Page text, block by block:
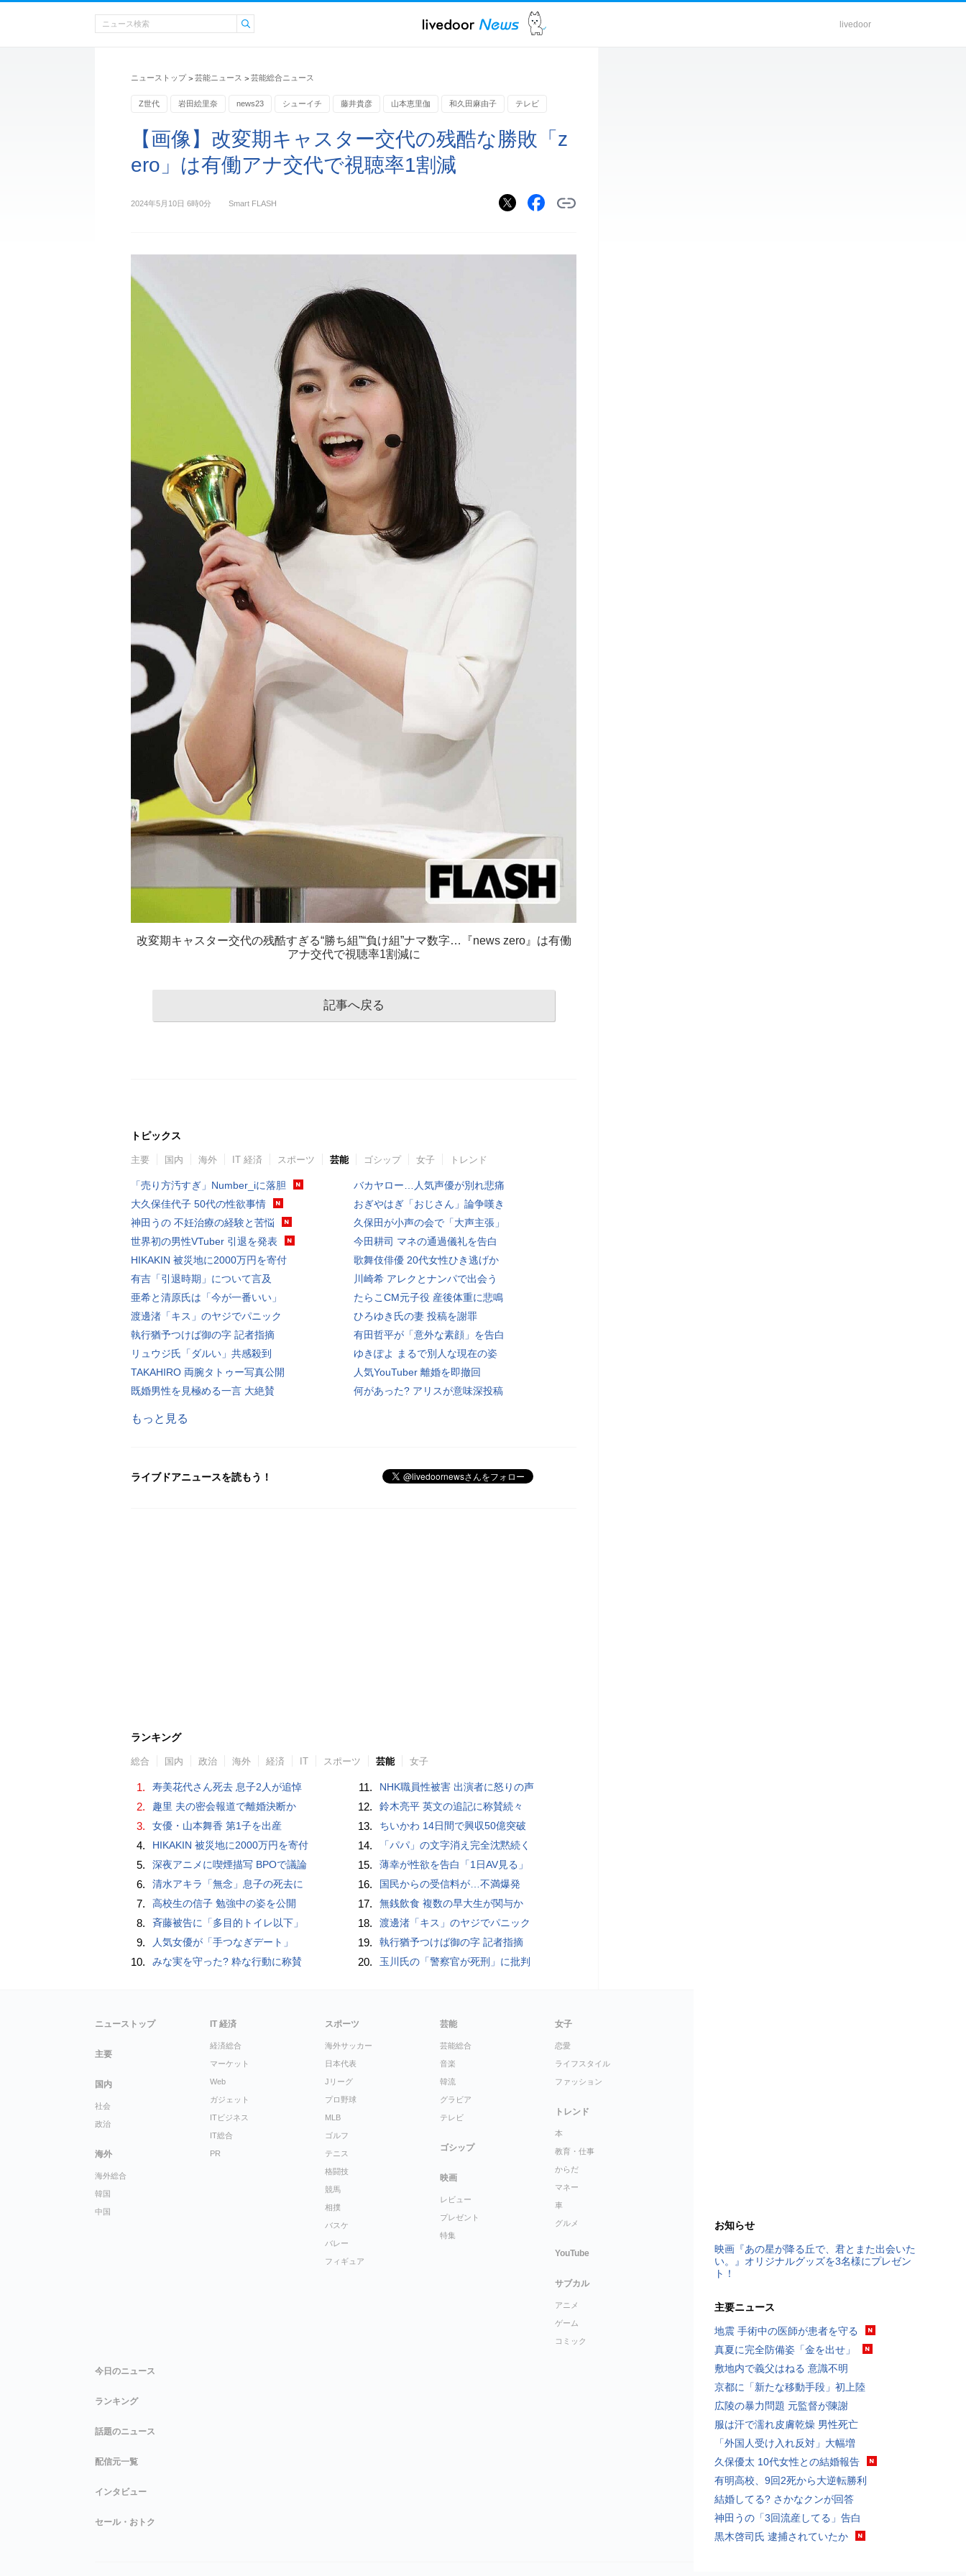
livedoor
ニューストップ > 芸能ニュース > 芸能総合ニュース
Z世代 岩田絵里奈 news23 シューイチ 藤井貴彦 山本恵里伽 和久田麻由子 テレビ
【画像】改変期キャスター交代の残酷な勝敗「z
ero」は有働アナ交代で視聴率1割減
2024年5月10日 6時0分 Smart FLASH
改変期キャスター交代の残酷すぎる“勝ち組”“負け組”ナマ数字…『news zero』は有働
アナ交代で視聴率1割減に
記事へ戻る
トピックス
主要 国内 海外 IT 経済 スポーツ 芸能 ゴシップ 女子 トレンド
「売り方汚すぎ」Number_iに落胆
大久保佳代子 50代の性欲事情
神田うの 不妊治療の経験と苦悩
世界初の男性VTuber 引退を発表
HIKAKIN 被災地に2000万円を寄付
有吉「引退時期」について言及
亜希と清原氏は「今が一番いい」
渡邊渚「キス」のヤジでパニック
執行猶予つけば御の字 記者指摘
リュウジ氏「ダルい」共感殺到
TAKAHIRO 両腕タトゥー写真公開
既婚男性を見極める一言 大絶賛
バカヤロー…人気声優が別れ悲痛
おぎやはぎ「おじさん」論争嘆き
久保田が小声の会で「大声主張」
今田耕司 マネの通過儀礼を告白
歌舞伎俳優 20代女性ひき逃げか
川崎希 アレクとナンパで出会う
たらこCM元子役 産後体重に悲鳴
ひろゆき氏の妻 投稿を謝罪
有田哲平が「意外な素顔」を告白
ゆきぽよ まるで別人な現在の姿
人気YouTuber 離婚を即撤回
何があった? アリスが意味深投稿
もっと見る
ライブドアニュースを読もう！
ランキング
総合 国内 政治 海外 経済 IT スポーツ 芸能 女子
1. 寿美花代さん死去 息子2人が追悼
2. 趣里 夫の密会報道で離婚決断か
3. 女優・山本舞香 第1子を出産
4. HIKAKIN 被災地に2000万円を寄付
5. 深夜アニメに喫煙描写 BPOで議論
6. 清水アキラ「無念」息子の死去に
7. 高校生の信子 勉強中の姿を公開
8. 斉藤被告に「多目的トイレ以下」
9. 人気女優が「手つなぎデート」
10. みな実を守った? 粋な行動に称賛
11. NHK職員性被害 出演者に怒りの声
12. 鈴木亮平 英文の追記に称賛続々
13. ちいかわ 14日間で興収50億突破
14. 「パパ」の文字消え完全沈黙続く
15. 薄幸が性欲を告白「1日AV見る」
16. 国民からの受信料が…不満爆発
17. 無銭飲食 複数の早大生が関与か
18. 渡邊渚「キス」のヤジでパニック
19. 執行猶予つけば御の字 記者指摘
20. 玉川氏の「警察官が死刑」に批判
お知らせ
映画『あの星が降る丘で、君とまた出会いた
い。』オリジナルグッズを3名様にプレゼン
ト！
主要ニュース
地震 手術中の医師が患者を守る
真夏に完全防備姿「金を出せ」
敷地内で義父はねる 意識不明
京都に「新たな移動手段」初上陸
広陵の暴力問題 元監督が陳謝
服は汗で濡れ皮膚乾燥 男性死亡
「外国人受け入れ反対」大幅増
久保優太 10代女性との結婚報告
有明高校、9回2死から大逆転勝利
結婚してる? さかなクンが回答
神田うの「3回流産してる」告白
黒木啓司氏 逮捕されていたか
ニューストップ
主要
国内
社会
政治
海外
海外総合
韓国
中国
IT 経済
経済総合
マーケット
Web
ガジェット
ITビジネス
IT総合
PR
スポーツ
海外サッカー
日本代表
Jリーグ
プロ野球
MLB
ゴルフ
テニス
格闘技
競馬
相撲
バスケ
バレー
フィギュア
芸能
芸能総合
音楽
韓流
グラビア
テレビ
ゴシップ
映画
レビュー
プレゼント
特集
女子
恋愛
ライフスタイル
ファッション
トレンド
本
教育・仕事
からだ
マネー
車
グルメ
YouTube
サブカル
アニメ
ゲーム
コミック
今日のニュース
ランキング
話題のニュース
配信元一覧
インタビュー
セール・おトク